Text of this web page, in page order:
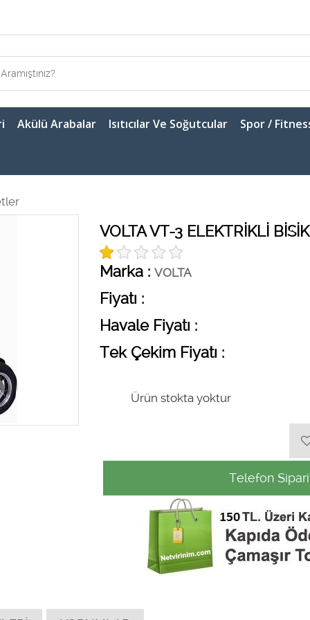
Akülü Arabalar Isıtıcılar Ve Soğutcular Spor /
VOLTA VT-3 ELEKTRİKLİ
Marka : VOLTA
Fiyatı :
Havale Fiyatı :
Tek Çekim Fiyatı :
Ürün stokta yoktur
Telefon